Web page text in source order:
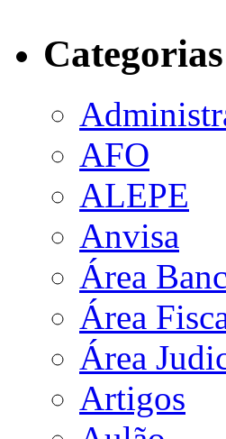
Categorias
AFO
ALEPE
Anvisa
Área
Área
Área
Artigos